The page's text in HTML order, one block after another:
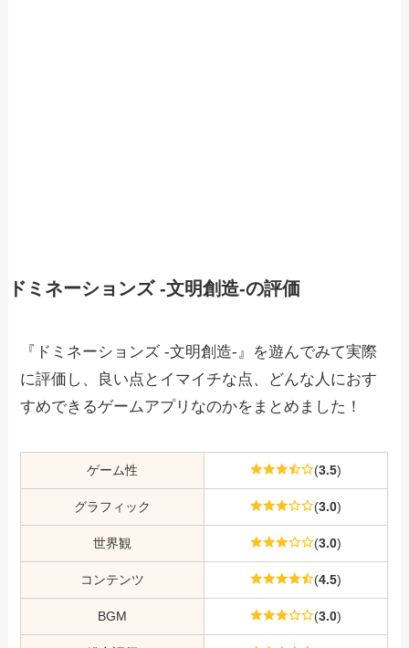
ドミネーションズ -文明創造-の評価
『ドミネーションズ -文明創造-』を遊んでみて実際
に評価し、良い点とイマイチな点、どんな人におす
すめできるゲームアプリなのかをまとめました！
ゲーム性 (3.5)
グラフィック (3.0)
世界観 (3.0)
コンテンツ (4.5)
BGM (3.0)